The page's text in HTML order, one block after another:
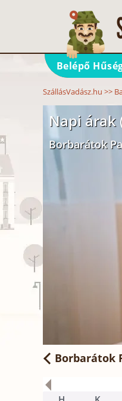
Belépő
SzállásVadász.hu >>
Napi árak
Borbarátok
Borbarátok